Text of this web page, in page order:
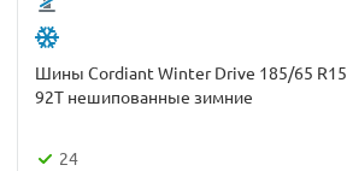
Шины Cordiant Winter Drive 185/65 R15
92T нешипованные зимние
24